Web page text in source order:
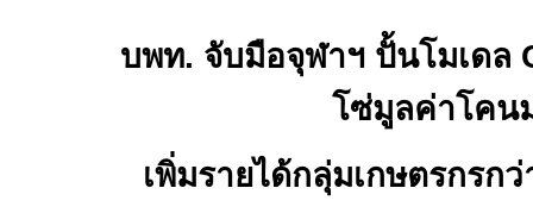
บพท. จับมือจุฬาฯ ปั้นโมเดล
โซ่มูลค่าโคน
เพิ่มรายได้กลุ่มเกษตรกรก